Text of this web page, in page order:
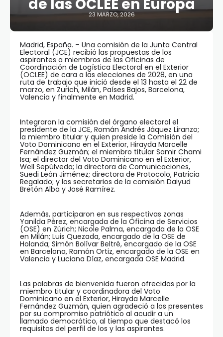
de las OCLEE en Europa
23 MARZO, 2026
Madrid, España. – Una comisión de la Junta Central
Electoral (JCE) recibió las propuestas de los
aspirantes a miembros de las Oficinas de
Coordinación de Logística Electoral en el Exterior
(OCLEE) de cara a las elecciones de 2028, en una
ruta de trabajo que inició desde el 13 hasta el 22 de
marzo, en Zurich, Milán, Países Bajos, Barcelona,
Valencia y finalmente en Madrid.
Integraron la comisión del órgano electoral el
presidente de la JCE, Román Andrés Jáquez Liranzo;
la miembro titular y quien preside la Comisión del
Voto Dominicano en el Exterior, Hirayda Marcelle
Fernández Guzmán; el miembro titular Samir Chami
Isa; el director del Voto Dominicano en el Exterior,
Well Sepúlveda; la directora de Comunicaciones,
Suedi León Jiménez; directora de Protocolo, Patricia
Regalado; y los secretarios de la comisión Daiyud
Bretón Alba y José Ramírez.
Además, participaron en sus respectivas zonas
Yanilda Pérez, encargada de la Oficina de Servicios
(OSE) en Zúrich; Nicole Palma, encargada de la OSE
en Milán; Luis Quezada, encargado de la OSE de
Holanda; Simón Bolívar Beltré, encargado de la OSE
en Barcelona, Ramón Ortiz, encargado de la OSE en
Valencia y Luciana Díaz, encargada OSE Madrid.
Las palabras de bienvenida fueron ofrecidas por la
miembro titular y coordinadora del Voto
Dominicano en el Exterior, Hirayda Marcelle
Fernández Guzmán, quien agradeció a los presentes
por su compromiso patriótico al acudir a un
llamado democrático, al tiempo que destacó los
requisitos del perfil de los y las aspirantes.